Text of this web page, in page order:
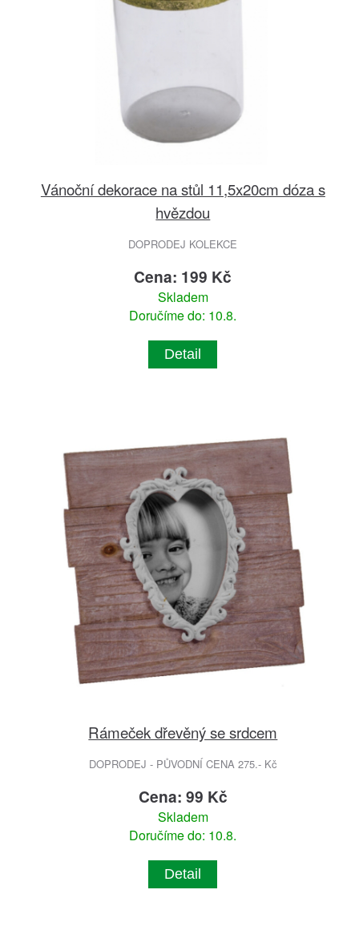
Vánoční dekorace na stůl 11,5x20cm dóza s
hvězdou
DOPRODEJ KOLEKCE
Cena: 199 Kč
Skladem
Doručíme do: 10.8.
Detail
Rámeček dřevěný se srdcem
DOPRODEJ - PŮVODNÍ CENA 275.- Kč
Cena: 99 Kč
Skladem
Doručíme do: 10.8.
Detail